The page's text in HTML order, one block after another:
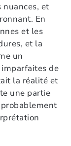
nuances, et
En
et les
et la
un
de
la réalité et
une partie